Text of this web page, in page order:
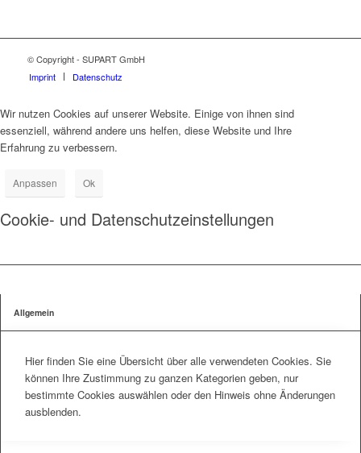
© Copyright - SUPART GmbH
Imprint
Datenschutz
Wir nutzen Cookies auf unserer Website. Einige von ihnen sind
essenziell, während andere uns helfen, diese Website und Ihre
Erfahrung zu verbessern.
Anpassen Ok
Cookie- und Datenschutzeinstellungen
Allgemein
Hier finden Sie eine Übersicht über alle verwendeten Cookies. Sie
können Ihre Zustimmung zu ganzen Kategorien geben, nur
bestimmte Cookies auswählen oder den Hinweis ohne Änderungen
ausblenden.